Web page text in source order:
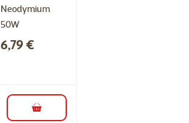
Neodymium
50W
Cena
6,79 €
do košíka